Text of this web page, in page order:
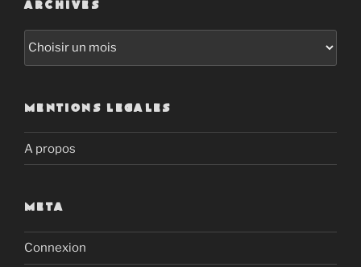
ARCHIVES
Archives
MENTIONS LEGALES
A propos
META
Connexion